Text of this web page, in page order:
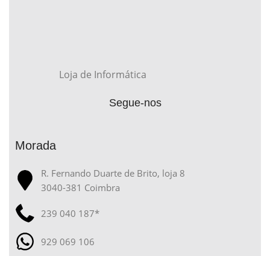
Loja de Informática
Segue-nos
Morada
R. Fernando Duarte de Brito, loja 8
3040-381 Coimbra
239 040 187*
929 069 106